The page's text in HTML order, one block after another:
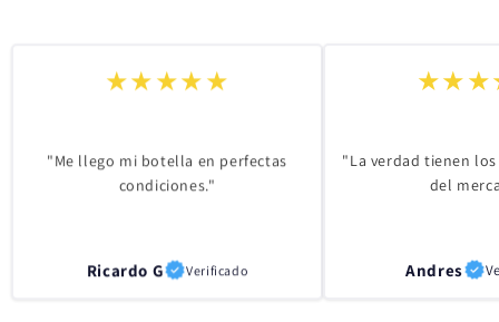
★★★★★
"Me llego mi botella en perfectas
condiciones."
Ricardo G Verificado
"La verdad tienen
del
Andres